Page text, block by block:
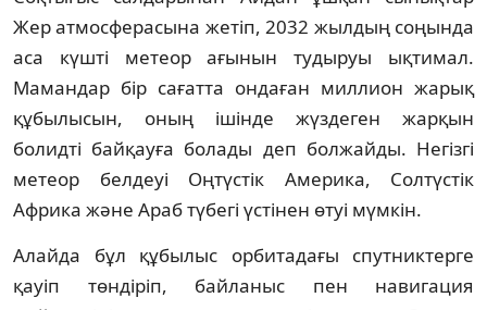
Жер атмосферасына жетіп, 2032 жылдың соңында
аса күшті метеор ағынын тудыруы ықтимал.
Мамандар бір сағатта ондаған миллион жарық
құбылысын, оның ішінде жүздеген жарқын
болидті байқауға болады деп болжайды. Негізгі
метеор белдеуі Оңтүстік Америка, Солтүстік
Африка және Араб түбегі үстінен өтуі мүмкін.
Алайда бұл құбылыс орбитадағы спутниктерге
қауіп төндіріп, байланыс пен навигация